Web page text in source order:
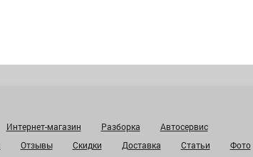
Интернет-магазин Разборка
Автосервис
Отзывы Скидки Доставка Статьи
Фото